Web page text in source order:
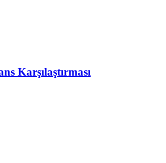
Karşılaştırması